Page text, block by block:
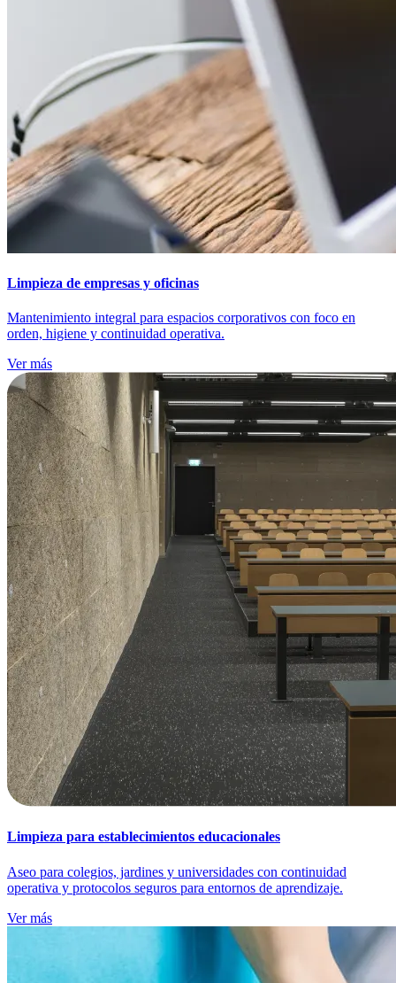
Limpieza de empresas y oficinas
Mantenimiento integral para espacios corporativos con foco en
orden, higiene y continuidad operativa.
Ver más
Limpieza para establecimientos educacionales
Aseo para colegios, jardines y universidades con continuidad
operativa y protocolos seguros para entornos de aprendizaje.
Ver más